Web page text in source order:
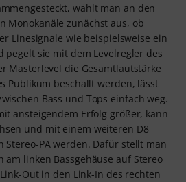
wählt man an den
Monokanäle zunächst aus, ob
Linesignale wie beispielsweise ein
pegelt sie mit dem Levelregler des
Masterlevel die Gesamtlautstärke
Publikum beschallt werden, lässt
Bass und Tops einfach weg.
ansteigendem Erfolg größer, kann
und mit einem weiteren D8
Stereo-PA werden. Dafür stellt man
am linken Bassgehäuse auf Stereo
Out in den Link-In des rechten